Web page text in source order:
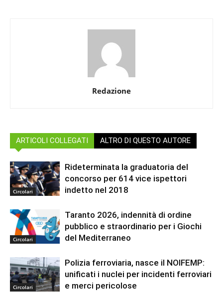
Redazione
ARTICOLI COLLEGATI ALTRO DI QUESTO AUTORE
Circolari
Rideterminata la graduatoria del
concorso per 614 vice ispettori
indetto nel 2018
Circolari
Taranto 2026, indennità di ordine
pubblico e straordinario per i Giochi
del Mediterraneo
Circolari
Polizia ferroviaria, nasce il NOIFEMP:
unificati i nuclei per incidenti ferroviari
e merci pericolose